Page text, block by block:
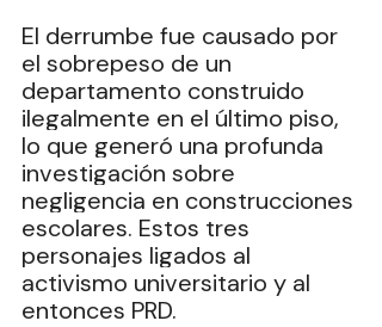
El derrumbe fue causado por
el sobrepeso de un
departamento construido
ilegalmente en el último piso,
lo que generó una profunda
investigación sobre
negligencia en construcciones
escolares. Estos tres
personajes ligados al
activismo universitario y al
entonces PRD.